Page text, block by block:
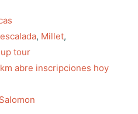
escalada, Millet,
tour
abre inscripciones hoy